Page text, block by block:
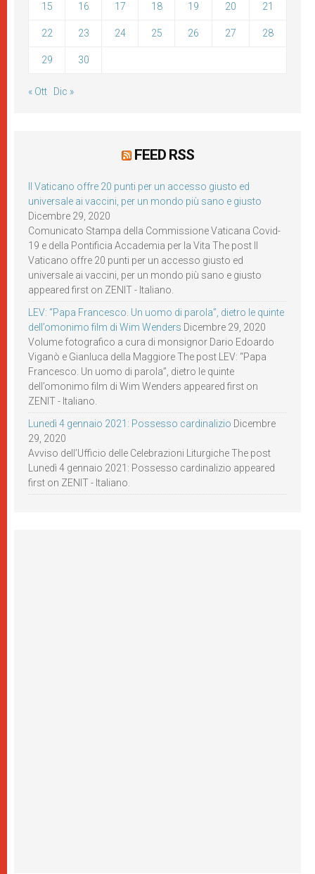
15 16 17 18 19 20 21
22 23 24 25 26 27 28
29 30
« Ott Dic »
FEED RSS
Il Vaticano offre 20 punti per un accesso giusto ed
universale ai vaccini, per un mondo più sano e giusto
Dicembre 29, 2020
Comunicato Stampa della Commissione Vaticana Covid-
19 e della Pontificia Accademia per la Vita The post Il
Vaticano offre 20 punti per un accesso giusto ed
universale ai vaccini, per un mondo più sano e giusto
appeared first on ZENIT - Italiano.
LEV: “Papa Francesco. Un uomo di parola”, dietro le quinte
dell’omonimo film di Wim Wenders Dicembre 29, 2020
Volume fotografico a cura di monsignor Dario Edoardo
Viganò e Gianluca della Maggiore The post LEV: “Papa
Francesco. Un uomo di parola”, dietro le quinte
dell’omonimo film di Wim Wenders appeared first on
ZENIT - Italiano.
Lunedì 4 gennaio 2021: Possesso cardinalizio Dicembre
29, 2020
Avviso dell’Ufficio delle Celebrazioni Liturgiche The post
Lunedì 4 gennaio 2021: Possesso cardinalizio appeared
first on ZENIT - Italiano.